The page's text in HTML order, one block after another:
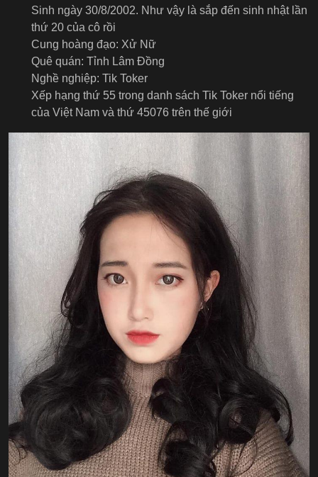
Sinh ngày 30/8/2002. Như vậy là sắp đến sinh nhật lần
thứ 20 của cô rồi
Cung hoàng đạo: Xử Nữ
Quê quán: Tỉnh Lâm Đồng
Nghề nghiệp: Tik Toker
Xếp hạng thứ 55 trong danh sách Tik Toker nổi tiếng
của Việt Nam và thứ 45076 trên thế giới